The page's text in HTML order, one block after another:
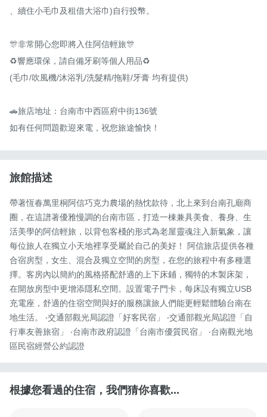
、續住小毛巾及租借大浴巾)自行投幣。
🎊非常開心您即將入住阿信輕旅🎊
♻️響應環保，請自備牙刷等個人用品♻️
(毛巾/吹風機/沐浴乳/洗髮精/拖鞋/牙膏 均有提供)
🚗旅店地址：台南市中西區府中街136號
如有任何問題歡迎來電，祝您旅途愉快！
旅館描述
帶著恆春萬里桐阿信巧克力農場的熱忱款待，北上來到台南孔廟商
圈，在這譜著優雅慢調的台南市區，打造一棟兼具美食、養身、生
活美學的阿信輕旅，以背包客棧的形式為老屋靈魂注入新氣象，讓
每位旅人在獨立小天地裡享受屬於自己的美好！ 阿信旅店提供各種
合宿房型，女生、混合及獨立空間的房型，在您的旅程中有多種選
擇。客房內以簡約的風格搭配舒適的上下床鋪，獨特的木製床架，
在開放房型中更增添隱私空間。設置電子門卡，每床設有獨立USB
充電座，舒適的住宿空間與好的服務讓旅人們能更輕鬆體驗台南在
地生活。 ‧交通部觀光局認證「好客民宿」 ‧交通部觀光局認證「自
行車友善旅宿」 ‧台南市政府認證「台南市優質民宿」 ‧台南觀光地
區民宿經營公約認證
根據您看過的住宿，我們猜你喜歡...